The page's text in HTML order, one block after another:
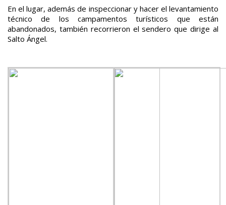
En el lugar, además de inspeccionar y hacer el levantamiento
técnico de los campamentos turísticos que están
abandonados, también recorrieron el sendero que dirige al
Salto Ángel.